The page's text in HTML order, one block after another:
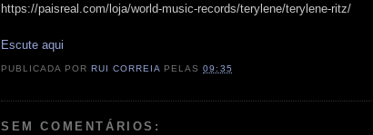
https://paisreal.com/loja/world-music-records/terylene/terylene-ritz/
Escute aqui
PUBLICADA POR RUI CORREIA PELAS09:35
SEM COMENTÁRIOS: